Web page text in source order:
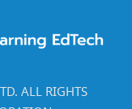
ALL RIGHTS